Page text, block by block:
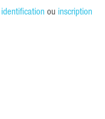
identification ou inscription